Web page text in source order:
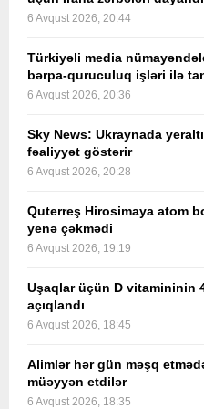
6 Avqust 2026, 20:44
Türkiyəli media
bərpa-quruculuq işləri ilə
6 Avqust 2026, 20:36
Sky News: Ukraynada
fəaliyyət göstərir
6 Avqust 2026, 20:28
Quterreş Hirosimaya atom
yenə çəkmədi
6 Avqust 2026, 19:19
Uşaqlar üçün D vitamininin
açıqlandı
6 Avqust 2026, 18:45
Alimlər hər gün məşq
müəyyən etdilər
6 Avqust 2026, 18:35